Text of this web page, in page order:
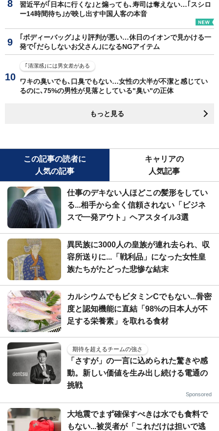
習近平が｢日本に行くな｣と煽っても､寿司は奪えない…｢スシロ
ー14時間待ち｣が映し出す中国人客の本音
｢ボディーバッグ｣より評判が悪い…休日のイオンで見かける一
発で｢だらしないお父さん｣になるNGアイテム
｢清潔感｣には男女差がある
ワキの臭いでも､口臭でもない…女性の大半が不潔と感じてい
るのに､75%の男性が見落としている"臭い"の正体
もっと見る
この記事の読者に
人気の記事
キャリアの
人気記事
仕事のデキない人ほどこの髪形をしてい
る...相手から全く信頼されない「ビジネ
スで一発アウト」ヘアスタイル3選
異民族に3000人の皇族が連れ去られ、収
容所送りに...「戦利品」になった女性皇
族たちがたどった悲惨な結末
カルシウムでもビタミンCでもない...骨密
度と認知機能に直結「98%の日本人が不
足する栄養素」を取れる食材
期待を超えるチームの強さ
「さすが」の一言に込められた驚きや感
動。新しい価値を生み出し続ける電通の
挑戦
Sponsored
大地震でまず確保すべきは水でも食料で
もない...被災者が「これだけは担いで逃